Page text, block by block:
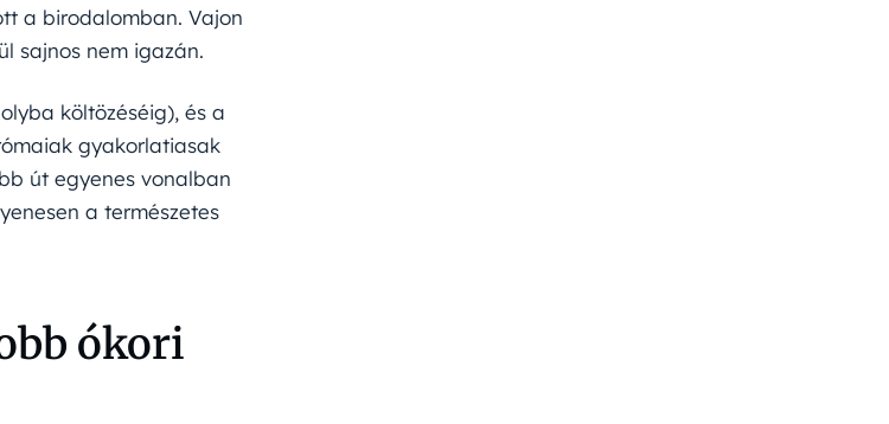
a birodalomban. Vajon
sajnos nem igazán.
költözéséig), és a
gyakorlatiasak
út egyenes vonalban
a természetes
ókori